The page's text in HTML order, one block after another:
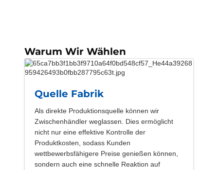
Warum Wir Wählen
Quelle Fabrik
Als direkte Produktionsquelle können wir
Zwischenhändler weglassen. Dies ermöglicht
nicht nur eine effektive Kontrolle der
Produktkosten, sodass Kunden
wettbewerbsfähigere Preise genießen können,
sondern auch eine schnelle Reaktion auf